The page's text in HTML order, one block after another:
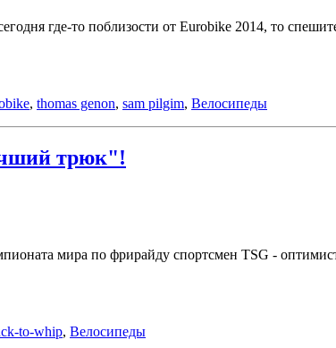
где-то поблизости от Eurobike 2014, то
, thomas genon, sam pilgim, Велосипеды
трюк"!
мира по фрирайду спортсмен TSG -
to-whip, Велосипеды